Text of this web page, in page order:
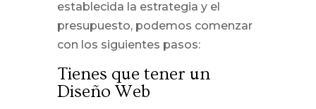
establecida la estrategia y el
presupuesto, podemos comenzar
con los siguientes pasos:
Tienes que tener un
Diseño Web